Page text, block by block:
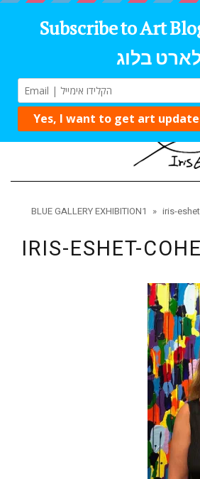
BLUE GALLERY EXHIBITION1 » iris-
IRIS-ESHET-